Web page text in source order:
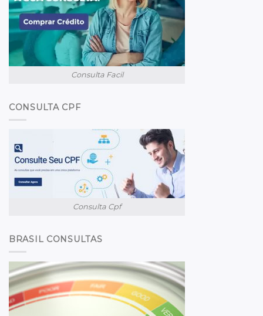
Consulta Facil
CONSULTA CPF
Consulta Cpf
BRASIL CONSULTAS